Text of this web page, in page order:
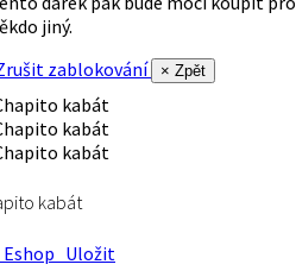
jiný.
zablokování
× Zpět
kabát
Uložit